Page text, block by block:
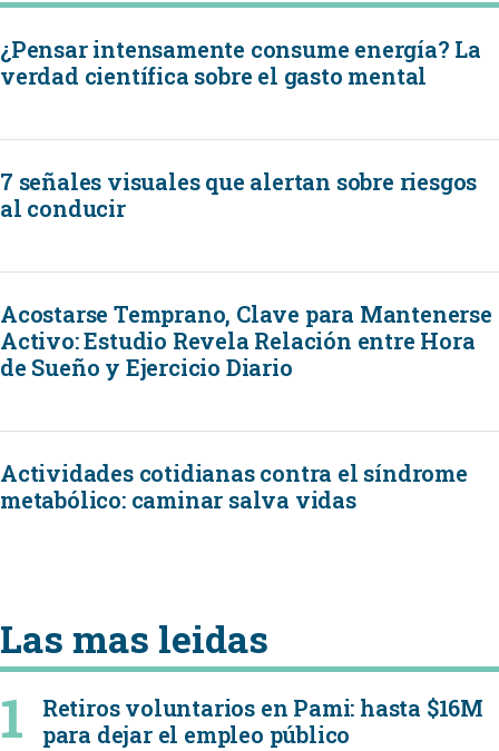
¿Pensar intensamente consume energía? La
verdad científica sobre el gasto mental
7 señales visuales que alertan sobre riesgos
al conducir
Acostarse Temprano, Clave para Mantenerse
Activo: Estudio Revela Relación entre Hora
de Sueño y Ejercicio Diario
Actividades cotidianas contra el síndrome
metabólico: caminar salva vidas
Las mas leidas
Retiros voluntarios en Pami: hasta $16M
para dejar el empleo público